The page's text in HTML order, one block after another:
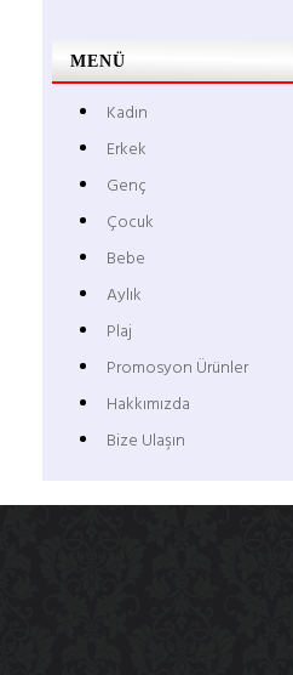
MENÜ
Kadın
Erkek
Genç
Çocuk
Bebe
Aylık
Plaj
Promosyon Ürünler
Hakkımızda
Bize Ulaşın